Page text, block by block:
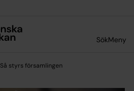
SökMeny
Så styrs församlingen